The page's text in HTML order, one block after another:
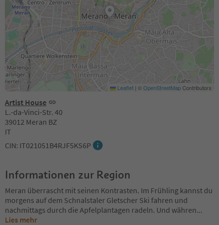
Artist House
L.-da-Vinci-Str. 40
39012 Meran BZ
IT
CIN: IT021051B4RJF5KS6P
Leaflet | ©OpenStreetMapContributors
Informationen zur Region
Meran überrascht mit seinen Kontrasten. Im Frühling kannst du
morgens auf dem Schnalstaler Gletscher Ski fahren und
nachmittags durch die Apfelplantagen radeln. Und währen...
Lies mehr